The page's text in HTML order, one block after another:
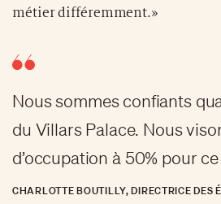
métier différemment.»
Nous sommes confiants
du Villars Palace. Nous
d’occupation à 50% pour
CHARLOTTE BOUTILLY, DIRECTRICE DES